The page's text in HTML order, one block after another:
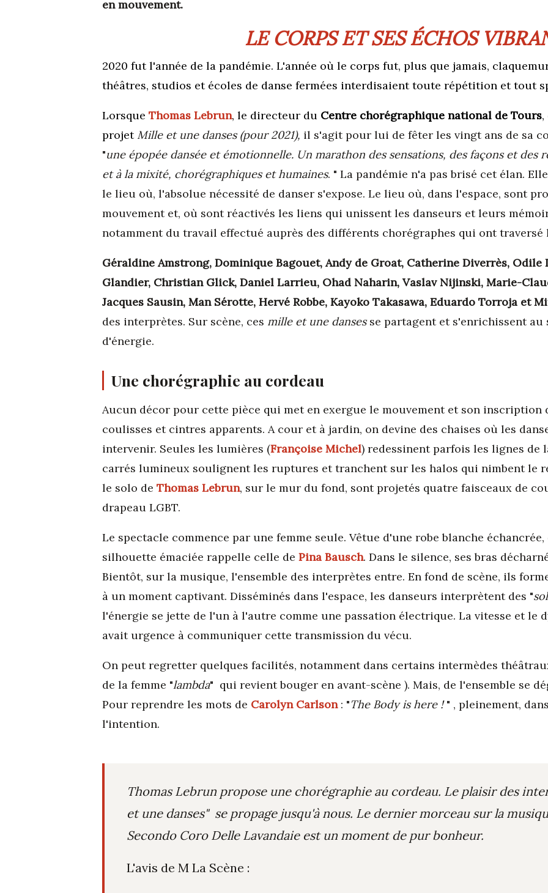
en mouvement.
LE CORPS ET SES ÉCHOS
2020 fut l'année de la pandémie. L'année où le corps fut, plus que jamais,
théâtres, studios et écoles de danse fermées interdisaient toute répétition et tout
Lorsque Thomas Lebrun, le directeur du Centre chorégraphique national de Tours
projet Mille et une danses (pour 2021), il s'agit pour lui de fêter les vingt ans de sa
"une épopée dansée et émotionnelle. Un marathon des sensations, des façons et des
et à la mixité, chorégraphiques et humaines. " La pandémie n'a pas brisé cet élan.
le lieu où, l'absolue nécessité de danser s'expose. Le lieu où, dans l'espace, sont
mouvement et, où sont réactivés les liens qui unissent les danseurs et leurs
notamment du travail effectué auprès des différents chorégraphes qui ont
Géraldine Amstrong, Dominique Bagouet, Andy de Groat, Catherine Diverrès, Odile
Glandier, Christian Glick, Daniel Larrieu, Ohad Naharin, Vaslav Nijinski, Marie-
Jacques Sausin, Man Sérotte, Hervé Robbe, Kayoko Takasawa, Eduardo Torroja et
des interprètes. Sur scène, ces mille et une danses se partagent et s'enrichissent
d'énergie.
Une chorégraphie au cordeau
Aucun décor pour cette pièce qui met en exergue le mouvement et son inscription
coulisses et cintres apparents. A cour et à jardin, on devine des chaises où les
intervenir. Seules les lumières (Françoise Michel) redessinent parfois les lignes de
carrés lumineux soulignent les ruptures et tranchent sur les halos qui nimbent le
le solo de Thomas Lebrun, sur le mur du fond, sont projetés quatre faisceaux de
drapeau LGBT.
Le spectacle commence par une femme seule. Vêtue d'une robe blanche
silhouette émaciée rappelle celle de Pina Bausch. Dans le silence, ses bras
Bientôt, sur la musique, l'ensemble des interprètes entre. En fond de scène, ils
à un moment captivant. Disséminés dans l'espace, les danseurs interprètent des "
l'énergie se jette de l'un à l'autre comme une passation électrique. La vitesse et le
avait urgence à communiquer cette transmission du vécu.
On peut regretter quelques facilités, notamment dans certains intermèdes
de la femme "lambda" qui revient bouger en avant-scène ). Mais, de l'ensemble se
Pour reprendre les mots de Carolyn Carlson: "The Body is here !" , pleinement,
l'intention.
Thomas Lebrun propose une chorégraphie au cordeau. Le plaisir des
et une danses" se propage jusqu'à nous. Le dernier morceau sur la
Secondo Coro Delle Lavandaie est un moment de pur bonheur.
L'avis de M La Scène :